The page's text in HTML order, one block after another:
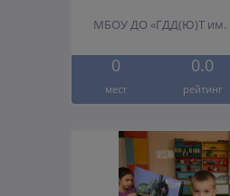
МБОУ ДО «ГДД(Ю)Т им.
0 0.0
мест рейтинг